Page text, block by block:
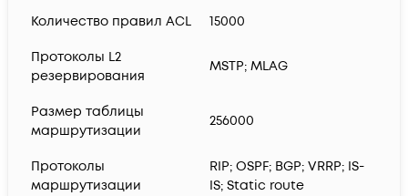
Количество правил ACL 15000
Протоколы L2
резервирования
MSTP; MLAG
Размер таблицы
маршрутизации
256000
Протоколы
маршрутизации
RIP; OSPF; BGP; VRRP; IS-
IS; Static route